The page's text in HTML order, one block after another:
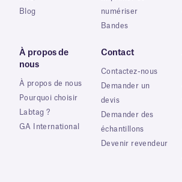
Blog
numériser
Bandes
À propos de
nous
À propos de nous
Pourquoi choisir
Labtag ?
GA International
Contact
Contactez-nous
Demander un
devis
Demander des
échantillons
Devenir revendeur